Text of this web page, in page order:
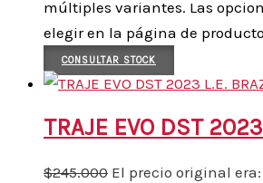
múltiples variantes. Las
elegir en la página de producto
CONSULTAR STOCK
TRAJE EVO DST
$245.000 El precio original era: